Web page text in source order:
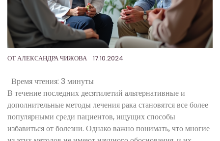
ОТАЛЕКСАНДРА ЧИЖОВА 17.10.2024
Время чтения: 3 минуты
В течение последних десятилетий альтернативные и
дополнительные методы лечения рака становятся все более
популярными среди пациентов, ищущих способы
избавиться от болезни. Однако важно понимать, что многие